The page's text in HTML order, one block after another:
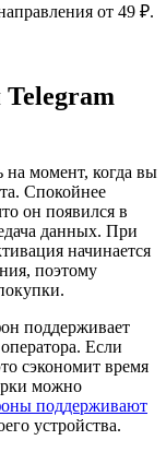
от 49 ₽.
момент, когда вы
Спокойнее
он появился в
данных. При
начинается
поэтому
поддерживает
Если
сэкономит время
можно
поддерживают
устройства.